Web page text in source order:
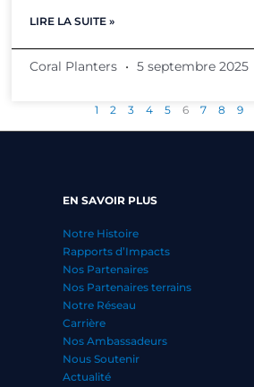
LIRE LA SUITE »
Coral Planters 5 septembre 2025
1 2 3 4 5 6 7 8 9
EN SAVOIR PLUS
Notre Histoire
Rapports d’Impacts
Nos Partenaires
Nos Partenaires terrains
Notre Réseau
Carrière
Nos Ambassadeurs
Nous Soutenir
Actualité